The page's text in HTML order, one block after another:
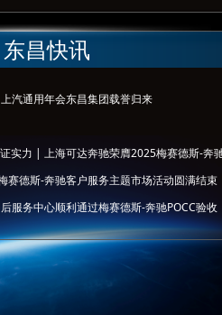
快讯
汽通用年会东昌集团载誉归来
实力 | 上海可达奔驰荣膺2025梅赛德斯-奔
赛德斯-奔驰客户服务主题市场活动圆满结束
服务中心顺利通过梅赛德斯-奔驰POCC验收